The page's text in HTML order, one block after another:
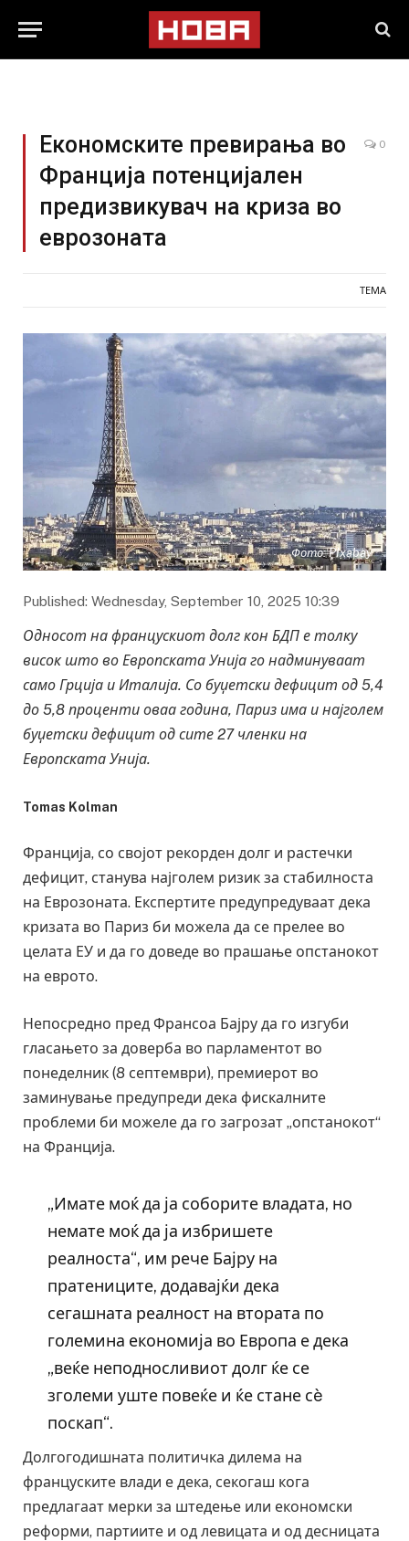
Економските превирања во
Франција потенцијален
предизвикувач на криза во
еврозоната
0
ТЕМА
Фото: PIxabay
Published: Wednesday, September 10, 2025 10:39
Односот на францускиот долг кон БДП е толку
висок што во Европската Унија го надминуваат
само Грција и Италија. Со буџетски дефицит од 5,4
до 5,8 проценти оваа година, Париз има и најголем
буџетски дефицит од сите 27 членки на
Европската Унија.
Tomas Kolman
Франција, со својот рекорден долг и растечки
дефицит, станува најголем ризик за стабилноста
на Еврозоната. Експертите предупредуваат дека
кризата во Париз би можела да се прелее во
целата ЕУ и да го доведе во прашање опстанокот
на еврото.
Непосредно пред Франсоа Бајру да го изгуби
гласањето за доверба во парламентот во
понеделник (8 септември), премиерот во
заминување предупреди дека фискалните
проблеми би можеле да го загрозат „опстанокот“
на Франција.
„Имате моќ да ја соборите владата, но
немате моќ да ја избришете
реалноста“, им рече Бајру на
пратениците, додавајќи дека
сегашната реалност на втората по
големина економија во Европа е дека
„веќе неподносливиот долг ќе се
зголеми уште повеќе и ќе стане сè
поскап“.
Долгогодишната политичка дилема на
француските влади е дека, секогаш кога
предлагаат мерки за штедење или економски
реформи, партиите и од левицата и од десницата